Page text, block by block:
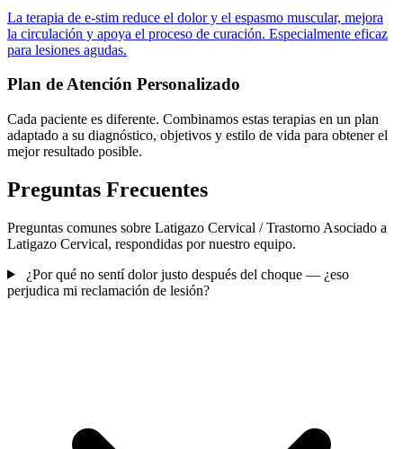
La terapia de e-stim reduce el dolor y el espasmo muscular, mejora
la circulación y apoya el proceso de curación. Especialmente eficaz
para lesiones agudas.
Plan de Atención Personalizado
Cada paciente es diferente. Combinamos estas terapias en un plan
adaptado a su diagnóstico, objetivos y estilo de vida para obtener el
mejor resultado posible.
Preguntas Frecuentes
Preguntas comunes sobre Latigazo Cervical / Trastorno Asociado a
Latigazo Cervical, respondidas por nuestro equipo.
¿Por qué no sentí dolor justo después del choque — ¿eso
perjudica mi reclamación de lesión?